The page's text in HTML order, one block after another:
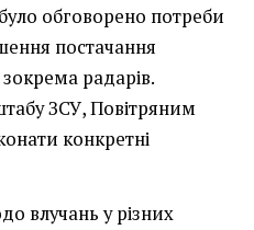
обговорено потреби
постачання
радарів.
ЗСУ, Повітряним
конкретні
влучань у різних